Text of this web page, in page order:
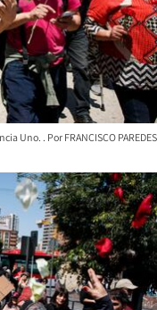
Uno. FRANCISCO PAREDES